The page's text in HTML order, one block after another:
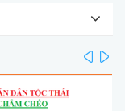
prev